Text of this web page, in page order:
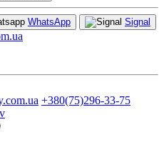
WhatsApp Signal
+380(75)296-33-75